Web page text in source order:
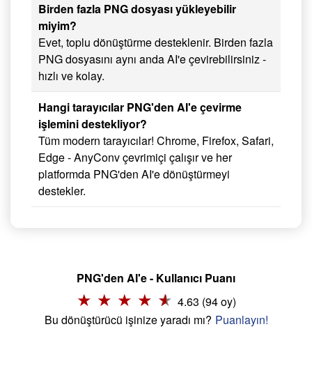
Birden fazla PNG dosyası yükleyebilir
miyim?
Evet, toplu dönüştürme desteklenir. Birden fazla
PNG dosyasını aynı anda AI'e çevirebilirsiniz -
hızlı ve kolay.
Hangi tarayıcılar PNG'den AI'e çevirme
işlemini destekliyor?
Tüm modern tarayıcılar! Chrome, Firefox, Safari,
Edge - AnyConv çevrimiçi çalışır ve her
platformda PNG'den AI'e dönüştürmeyi
destekler.
PNG'den AI'e - Kullanıcı Puanı
4.63 (94 oy)
Bu dönüştürücü işinize yaradı mı? Puanlayın!